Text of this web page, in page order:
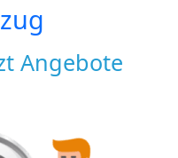
Angebote